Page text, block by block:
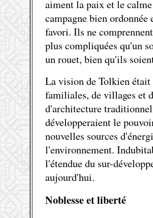
aiment la paix et le
campagne bien
favori. Ils ne
plus compliquées qu'un
un rouet, bien qu'ils
La vision de Tolkien
familiales, de villages et
d'architecture
développeraient le
nouvelles sources
l'environnement.
l'étendue du sur-
aujourd'hui.
Noblesse et liberté